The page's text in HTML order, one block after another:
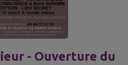
- Ouverture du